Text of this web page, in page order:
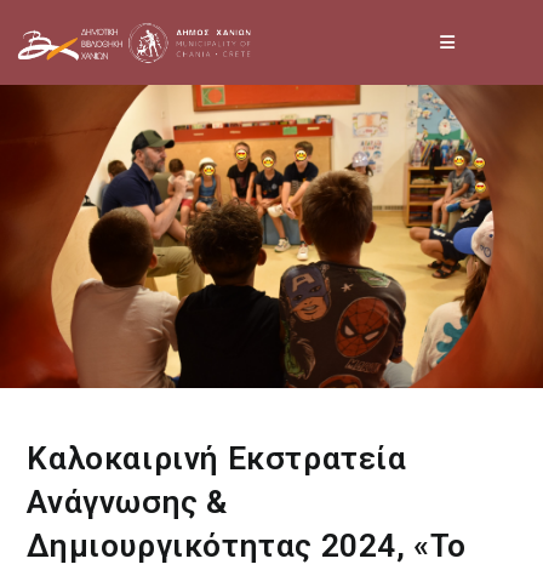
Καλοκαιρινή Εκστρατεία
Ανάγνωσης &
Δημιουργικότητας 2024, «Το